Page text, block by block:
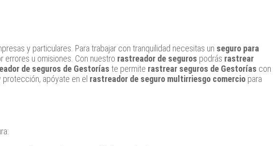
y particulares. Para trabajar con tranquilidad necesitas un seguro para
errores u omisiones. Con nuestro rastreador de seguros podrás rastrear
de seguros de Gestorías te permite rastrear seguros de Gestorías con
apóyate en el rastreador de seguro multirriesgo comercio para